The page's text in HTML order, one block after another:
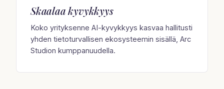
Skaalaa kyvykkyys
Koko yrityksenne AI-kyvykkyys kasvaa hallitusti
yhden tietoturvallisen ekosysteemin sisällä, Arc
Studion kumppanuudella.